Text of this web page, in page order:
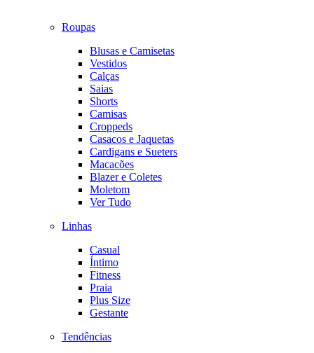
Roupas
Blusas e Camisetas
Vestidos
Calças
Saias
Shorts
Camisas
Croppeds
Casacos e Jaquetas
Cardigans e Sueters
Macacões
Blazer e Coletes
Moletom
Ver Tudo
Linhas
Casual
Íntimo
Fitness
Praia
Plus Size
Gestante
Tendências